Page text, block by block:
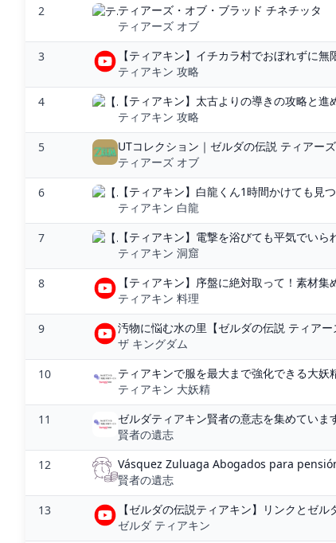
2
ティアーズ・オブ・ブラッド チネチッタ
ティアーズ オブ
3
【ティアキン】イチカラ村でおぼれずに
ティアキン 攻略
4
【ティアキン】太古よりの導きの攻略と
ティアキン 攻略
5
UTコレクション｜ゼルダの伝説 ティアー
ティアーズ オブ
6
【ティアキン】白龍くん1時間かけても見
ティアキン 白龍
7
【ティアキン】電撃を浴びても平気でい
ティアキン 洞窟
8
【ティアキン】序盤に絶対取って！素材
ティアキン 料理
9
汚物に悩む水の里【ゼルダの伝説 ティア
ザ キングダム
10
ティアキンで服を最大まで強化できる大
ティアキン 大妖精
11
ゼルダティアキン賢者の意志を集めてい
賢者の遺志
12
Vásquez Zuluaga Abogados para
賢者の遺志
13
【ゼルダの伝説ティアキン】リンクとゼ
ゼルダ ティアキン